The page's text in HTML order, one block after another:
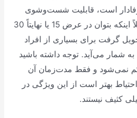
است، قابلیت شست‌وشوی
سریع در کوتاه‌ترین زمان است. مثلاً اینکه بتوان در عرض 15 یا نهایتاً 30
گرفت برای بسیاری از افراد
شمار می‌آید. توجه داشته باشید
نمی‌شود و فقط مدت‌زمان آن
بهتر است از این ویژگی در
کثیف نیستند.